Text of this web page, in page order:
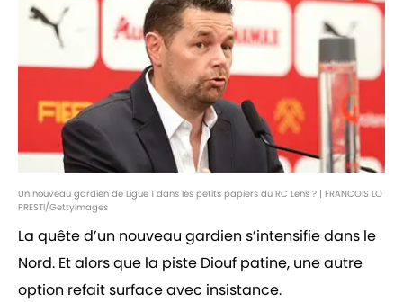
Un nouveau gardien de Ligue 1 dans les petits papiers du RC Lens ? | FRANCOIS LO
PRESTI/GettyImages
La quête d’un nouveau gardien s’intensifie dans le
Nord. Et alors que la piste Diouf patine, une autre
option refait surface avec insistance.